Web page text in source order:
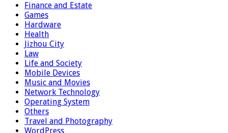
Finance and Estate
Games
Hardware
Health
Jizhou City
Law
Life and Society
Mobile Devices
Music and Movies
Network Technology
Operating System
Others
Travel and Photography
WordPress